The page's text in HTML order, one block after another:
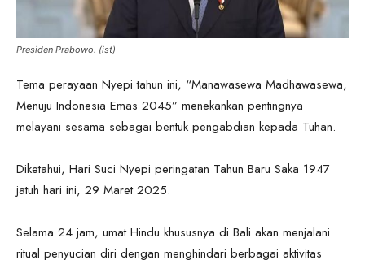
Presiden Prabowo. (ist)
Tema perayaan Nyepi tahun ini, “Manawasewa Madhawasewa,
Menuju Indonesia Emas 2045” menekankan pentingnya
melayani sesama sebagai bentuk pengabdian kepada Tuhan.
Diketahui, Hari Suci Nyepi peringatan Tahun Baru Saka 1947
jatuh hari ini, 29 Maret 2025.
Selama 24 jam, umat Hindu khususnya di Bali akan menjalani
ritual penyucian diri dengan menghindari berbagai aktivitas